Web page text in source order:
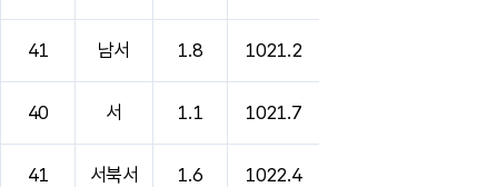
41 남서 1.8 1021.2
40 서 1.1 1021.7
41 서북서 1.6 1022.4